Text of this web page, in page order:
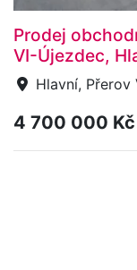
Prodej
VI-Újezdec,
Hlavní, Přerov
4 700 000 Kč